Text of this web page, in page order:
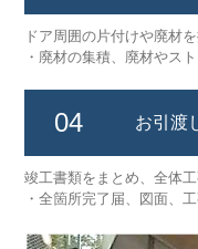
ドア周囲の片付けや廃材を
・廃材の集積、廃材やス
04 お引渡
竣工書類をまとめ、全体
・全箇所完了届、図面、